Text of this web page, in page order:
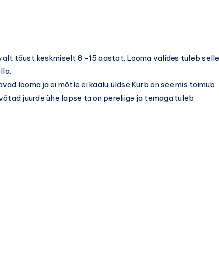
tõust keskmiselt 8 -15 aastat. Looma valides tuleb selle
looma ja ei mõtle ei kaalu üldse.Kurb on see mis toimub
juurde ühe lapse ta on pereliige ja temaga tuleb